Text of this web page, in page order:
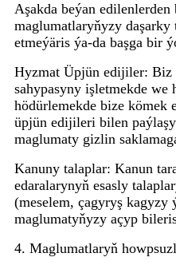
Aşakda beýan edilenlerden
maglumatlaryňyzy daşarky
etmeýäris ýa-da başga bir
Hyzmat Üpjün edijiler: Biz
sahypasyny işletmekde we
hödürlemekde bize kömek
üpjün edijileri bilen
maglumaty gizlin
Kanuny talaplar: Kanun
edaralarynyň esasly
(meselem, çagyryş kagyzy
maglumatyňyzy açyp
4. Maglumatlaryň